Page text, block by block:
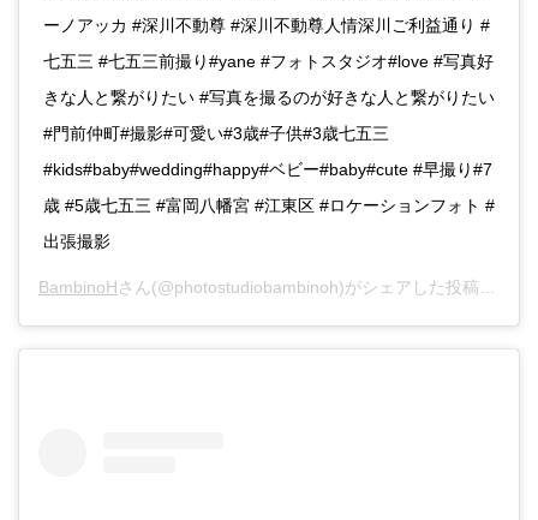
ーノアッカ #深川不動尊 #深川不動尊人情深川ご利益通り #
七五三 #七五三前撮り#yane #フォトスタジオ#love #写真好
きな人と繋がりたい #写真を撮るのが好きな人と繋がりたい
#門前仲町#撮影#可愛い#3歳#子供#3歳七五三
#kids#baby#wedding#happy#ベビー#baby#cute #早撮り#7
歳 #5歳七五三 #富岡八幡宮 #江東区 #ロケーションフォト #
出張撮影
BambinoHさん(@photostudiobambinoh)がシェアした投稿 -